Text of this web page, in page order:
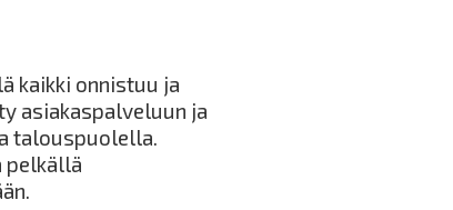
kaikki onnistuu ja
asiakaspalveluun ja
talouspuolella.
pelkällä